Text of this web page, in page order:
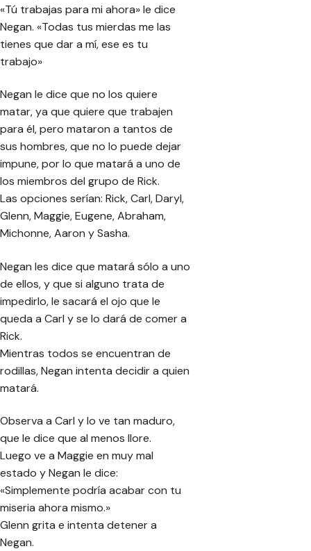
«Tú trabajas para mi ahora» le dice
Negan. «Todas tus mierdas me las
tienes que dar a mí, ese es tu
trabajo»
Negan le dice que no los quiere
matar, ya que quiere que trabajen
para él, pero mataron a tantos de
sus hombres, que no lo puede dejar
impune, por lo que matará a uno de
los miembros del grupo de Rick.
Las opciones serían: Rick, Carl, Daryl,
Glenn, Maggie, Eugene, Abraham,
Michonne, Aaron y Sasha.
Negan les dice que matará sólo a uno
de ellos, y que si alguno trata de
impedirlo, le sacará el ojo que le
queda a Carl y se lo dará de comer a
Rick.
Mientras todos se encuentran de
rodillas, Negan intenta decidir a quien
matará.
Observa a Carl y lo ve tan maduro,
que le dice que al menos llore.
Luego ve a Maggie en muy mal
estado y Negan le dice:
«Simplemente podría acabar con tu
miseria ahora mismo.»
Glenn grita e intenta detener a
Negan.